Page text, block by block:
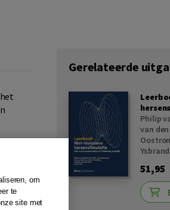
of
in
Gerelateerde
Philip
van
51,95
om
te
site met